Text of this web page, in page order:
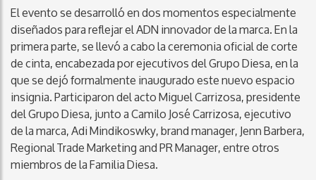
El evento se desarrolló en dos momentos especialmente
diseñados para reflejar el ADN innovador de la marca. En la
primera parte, se llevó a cabo la ceremonia oficial de corte
de cinta, encabezada por ejecutivos del Grupo Diesa, en la
que se dejó formalmente inaugurado este nuevo espacio
insignia. Participaron del acto Miguel Carrizosa, presidente
del Grupo Diesa, junto a Camilo José Carrizosa, ejecutivo
de la marca, Adi Mindikoswky, brand manager, Jenn Barbera,
Regional Trade Marketing and PR Manager, entre otros
miembros de la Familia Diesa.